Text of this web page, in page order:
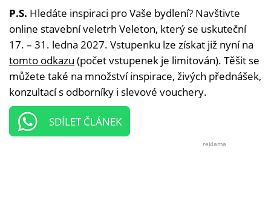
P.S. Hledáte inspiraci pro Vaše bydlení? Navštivte
online stavební veletrh Veleton, který se uskuteční
17. – 31. ledna 2027. Vstupenku lze získat již nyní na
tomto odkazu (počet vstupenek je limitován). Těšit se
můžete také na množství inspirace, živých přednášek,
konzultací s odborníky i slevové vouchery.
SDÍLET ČLÁNEK
reklama